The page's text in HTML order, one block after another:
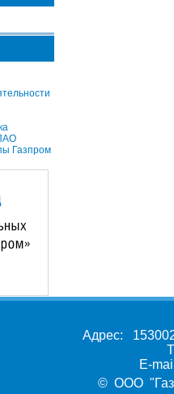
Газпром
Адрес:
E-
© ООО